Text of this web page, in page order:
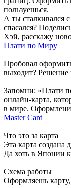
пользуешься.
А ты сталкивался
спасался?
Хэй, расскажу
Плати по Миру
Пробовал
выходит? Решение
Запомни: «Плати
онлайн-карта,
в мире.
Master Card
Что это за карта
Эта карта создана
Да хоть в Японии
Схема работы
Оформляешь